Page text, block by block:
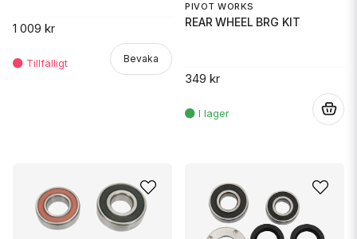
1 009 kr
Bevaka
PIVOT WORKS
REAR WHEEL BRG KIT
349 kr